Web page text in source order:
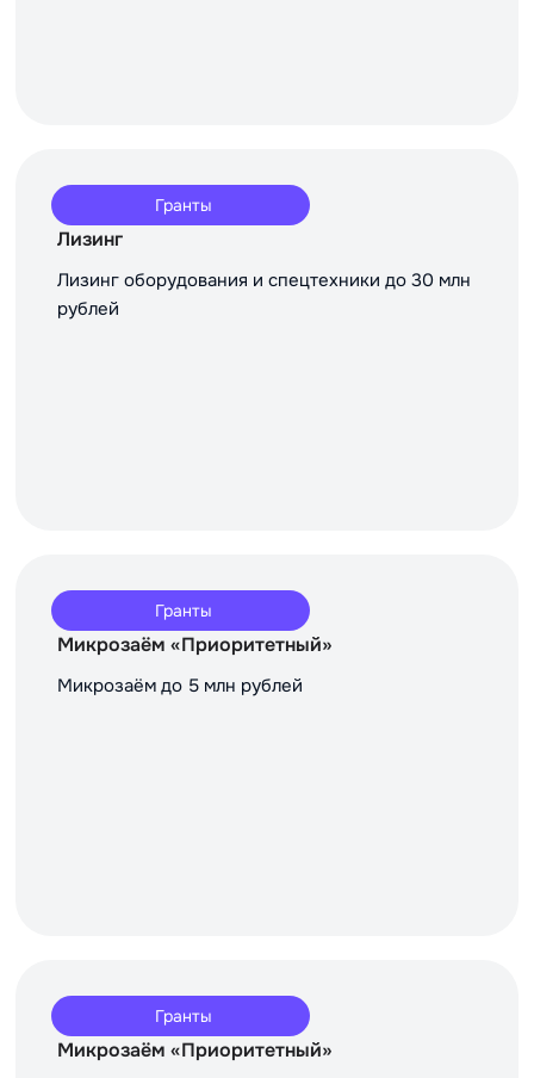
Гранты
Лизинг
Лизинг оборудования и спецтехники до 30 млн
рублей
Гранты
Микрозаём «Приоритетный»
Микрозаём до 5 млн рублей
Гранты
Микрозаём «Приоритетный»